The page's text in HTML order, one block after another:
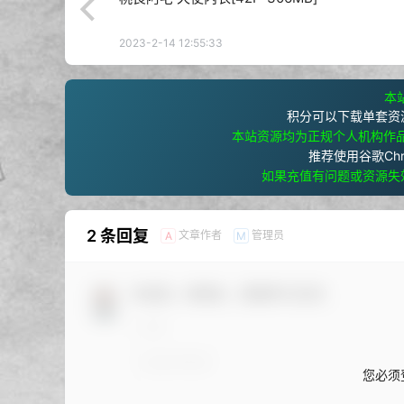
2023-2-14 12:55:33
本
积分可以下载单套
本站资源均为正规个人机构作
推荐使用谷歌
如果充值有问题或资源
2 条回复 A 文章作者 M 管理员
您必须